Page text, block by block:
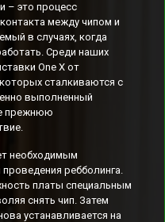
– это процесс
между чипом и
в случаях, когда
Среди наших
One X от
сталкиваются с
выполненный
прежнюю
необходимым
ребболинга.
платы специальным
снять чип. Затем
устанавливается на